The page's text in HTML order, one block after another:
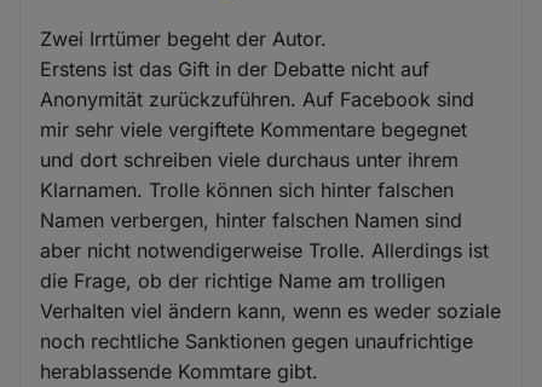
Zwei Irrtümer begeht der Autor.
Erstens ist das Gift in der Debatte nicht auf
Anonymität zurückzuführen. Auf Facebook sind
mir sehr viele vergiftete Kommentare begegnet
und dort schreiben viele durchaus unter ihrem
Klarnamen. Trolle können sich hinter falschen
Namen verbergen, hinter falschen Namen sind
aber nicht notwendigerweise Trolle. Allerdings ist
die Frage, ob der richtige Name am trolligen
Verhalten viel ändern kann, wenn es weder soziale
noch rechtliche Sanktionen gegen unaufrichtige
herablassende Kommtare gibt.